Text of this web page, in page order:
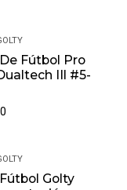
Fútbol Pro
IIl #5-
Golty